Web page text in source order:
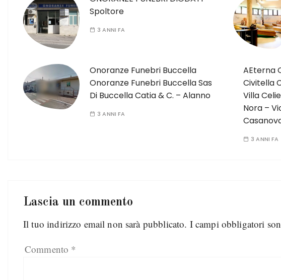
Spoltore
3 ANNI FA
Onoranze Funebri Buccella
Onoranze Funebri Buccella Sas
Di Buccella Catia & C. – Alanno
3 ANNI FA
AEterna
Civitella
Villa
Nora –
3 ANNI FA
Lascia un commento
Il tuo indirizzo email non sarà pubblicato. I campi obbligatori
Commento *